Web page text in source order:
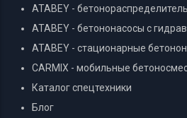
ATABEY -
ATABEY - бетононасосы с
ATABEY - стационарные
CARMIX - мобильные
Каталог спецтехники
Блог